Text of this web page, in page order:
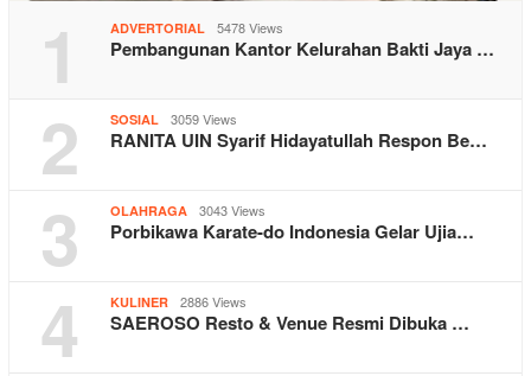
1 ADVERTORIAL 5478 Views
Pembangunan Kantor Kelurahan Bakti Jaya …
2 SOSIAL 3059 Views
RANITA UIN Syarif Hidayatullah Respon Be…
3 OLAHRAGA 3043 Views
Porbikawa Karate-do Indonesia Gelar Ujia…
4 KULINER 2886 Views
SAEROSO Resto & Venue Resmi Dibuka …